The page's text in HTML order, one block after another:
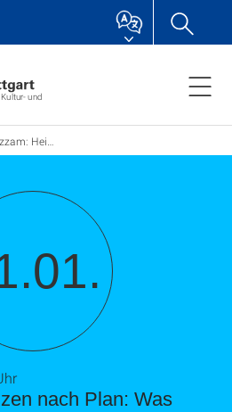
und
und ein Campus in Vaihingen gemeinsam haben
nach Plan: Was